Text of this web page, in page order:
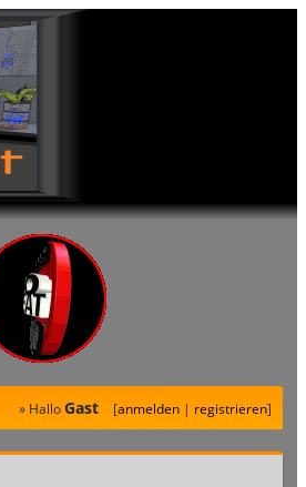
» HalloGast [anmelden| registrieren]